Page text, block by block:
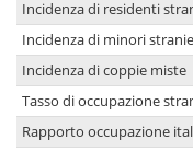
Incidenza di residenti
Incidenza di minori
Incidenza di coppie miste
Tasso di occupazione
Rapporto occupazione